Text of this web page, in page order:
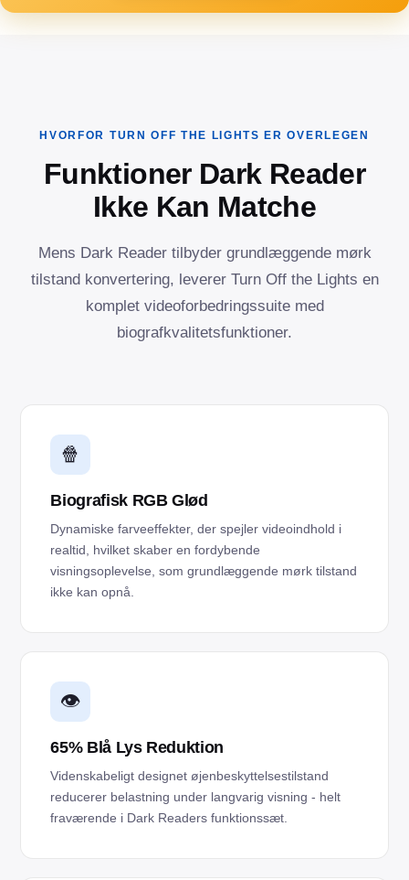
HVORFOR TURN OFF THE LIGHTS ER OVERLEGEN
Funktioner Dark Reader
Ikke Kan Matche
Mens Dark Reader tilbyder grundlæggende mørk
tilstand konvertering, leverer Turn Off the Lights en
komplet videoforbedringssuite med
biografkvalitetsfunktioner.
🍿
Biografisk RGB Glød
Dynamiske farveeffekter, der spejler videoindhold i
realtid, hvilket skaber en fordybende
visningsoplevelse, som grundlæggende mørk tilstand
ikke kan opnå.
👁️
65% Blå Lys Reduktion
Videnskabeligt designet øjenbeskyttelsestilstand
reducerer belastning under langvarig visning - helt
fraværende i Dark Readers funktionssæt.